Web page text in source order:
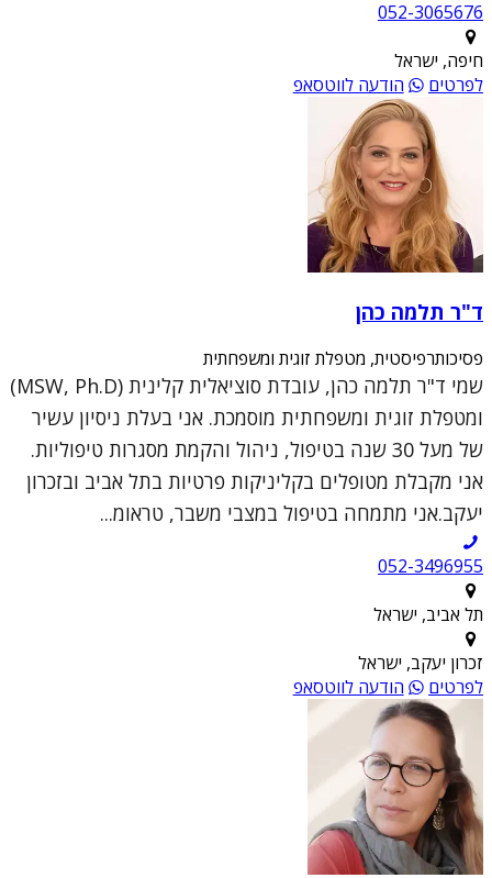
052-3065676
חיפה, ישראל
לפרטים
הודעה לווטסאפ
ד"ר תלמה כהן
פסיכותרפיסטית, מטפלת זוגית ומשפחתית
שמי ד"ר תלמה כהן, עובדת סוציאלית קלינית (MSW, Ph.D)
ומטפלת זוגית ומשפחתית מוסמכת. אני בעלת ניסיון עשיר
של מעל 30 שנה בטיפול, ניהול והקמת מסגרות טיפוליות.
אני מקבלת מטופלים בקליניקות פרטיות בתל אביב ובזכרון
יעקב.אני מתמחה בטיפול במצבי משבר, טראומ...
052-3496955
תל אביב, ישראל
זכרון יעקב, ישראל
לפרטים
הודעה לווטסאפ